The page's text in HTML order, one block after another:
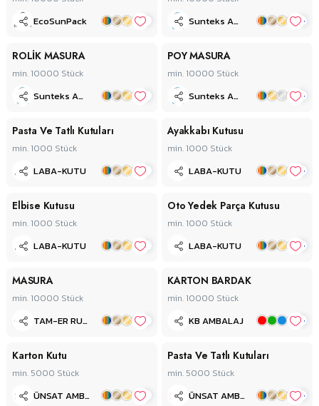
EcoSunPack + Sunteks Ambalaj +
ROLİK MASURA
min. 10000 Stück
Sunteks Ambalaj +
POY MASURA
min. 10000 Stück
Sunteks Ambalaj +
Pasta Ve Tatlı Kutuları
min. 1000 Stück
LABA-KUTU +
Ayakkabı Kutusu
min. 1000 Stück
LABA-KUTU +
Elbise Kutusu
min. 1000 Stück
LABA-KUTU +
Oto Yedek Parça Kutusu
min. 1000 Stück
LABA-KUTU +
MASURA
min. 10000 Stück
TAM-ER RULO MASURA +
KARTON BARDAK
min. 10000 Stück
KB AMBALAJ +
Karton Kutu
min. 5000 Stück
ÜNSAT AMBALAJ +
Pasta Ve Tatlı Kutuları
min. 5000 Stück
ÜNSAT AMBALAJ +